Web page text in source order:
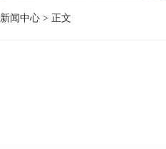
新闻中心 > 正文